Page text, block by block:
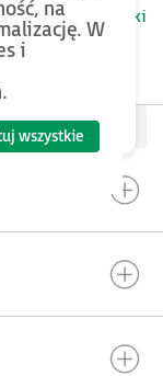
Warunki
na
W
i
wszystkie